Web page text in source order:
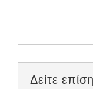
Δείτε